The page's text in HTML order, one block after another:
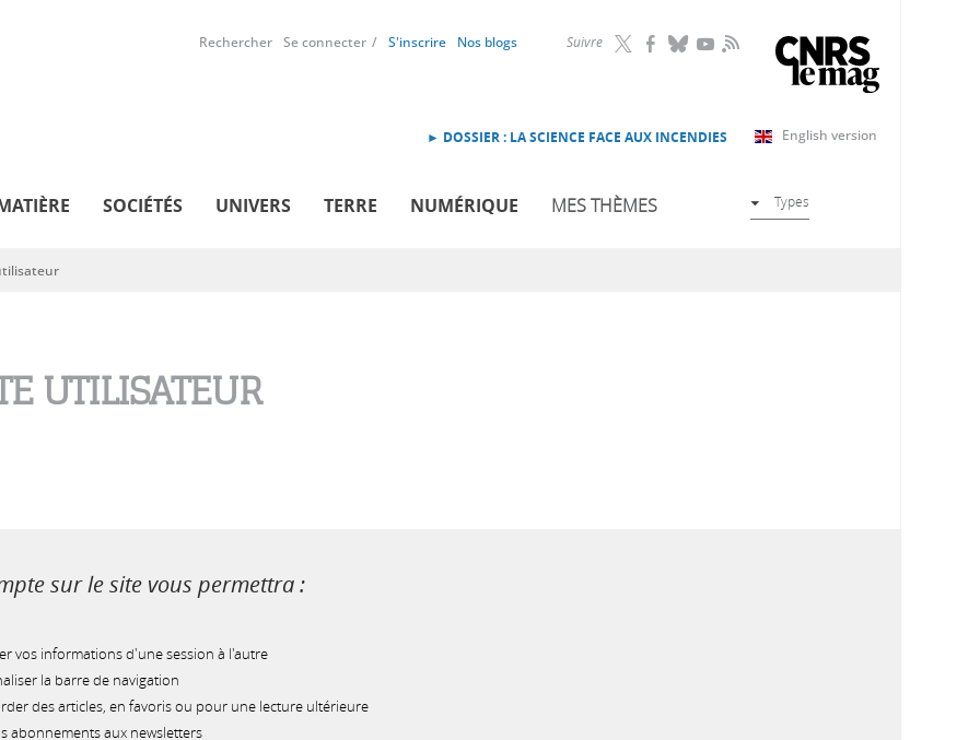
Suivre RSS
Rechercher Se connecter S'inscrire Nos blogs
English version
► DOSSIER : LA SCIENCE FACE AUX INCENDIES
SOCIÉTÉS UNIVERS TERRE NUMÉRIQUE MES THÈMES Types
UTILISATEUR
sur le site vous permettra :
vos informations d'une session à l'autre
la barre de navigation
des articles, en favoris ou pour une lecture ultérieure
abonnements aux newsletters